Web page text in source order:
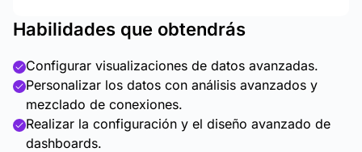
Habilidades que obtendrás
Configurar visualizaciones de datos avanzadas.
Personalizar los datos con análisis avanzados y
mezclado de conexiones.
Realizar la configuración y el diseño avanzado de
dashboards.